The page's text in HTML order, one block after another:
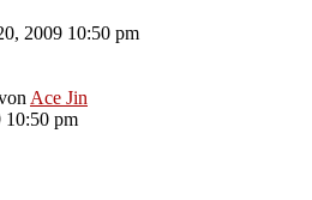
2009 10:50 pm
Ace Jin
10:50 pm